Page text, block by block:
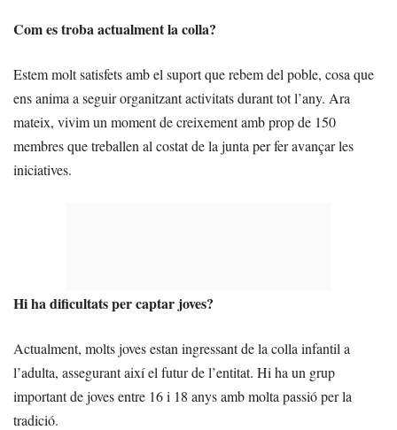
Com es troba actualment la colla?
Estem molt satisfets amb el suport que rebem del poble, cosa que
ens anima a seguir organitzant activitats durant tot l’any. Ara
mateix, vivim un moment de creixement amb prop de 150
membres que treballen al costat de la junta per fer avançar les
iniciatives.
Hi ha dificultats per captar joves?
Actualment, molts joves estan ingressant de la colla infantil a
l’adulta, assegurant així el futur de l’entitat. Hi ha un grup
important de joves entre 16 i 18 anys amb molta passió per la
tradició.